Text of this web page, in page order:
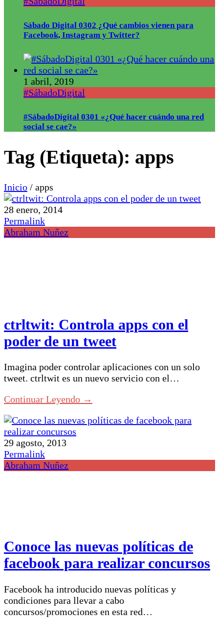
Sábado Digital 0302 ¿Qué cambios vienen para
Facebook, Instagram y Twitter?
1 abril, 2019
#SábadoDigital
#SábadoDigital 0301 «¿Qué hacer cuándo una red
social se cae?»
Tag (Etiqueta): apps
Inicio / apps
28 enero, 2014
Permalink
Abraham Nuñez
ctrltwit: Controla apps con el
poder de un tweet
Imagina poder controlar aplicaciones con un solo
tweet. ctrltwit es un nuevo servicio con el…
Continuar Leyendo →
29 agosto, 2013
Permalink
Abraham Nuñez
Conoce las nuevas políticas de
facebook para realizar concursos
Facebook ha introducido nuevas políticas y
condiciones para llevar a cabo
concursos/promociones en esta red…